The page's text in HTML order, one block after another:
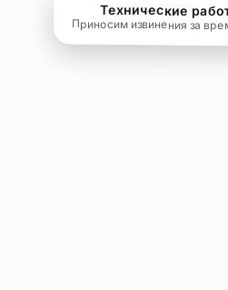
Технические
Приносим извинения за